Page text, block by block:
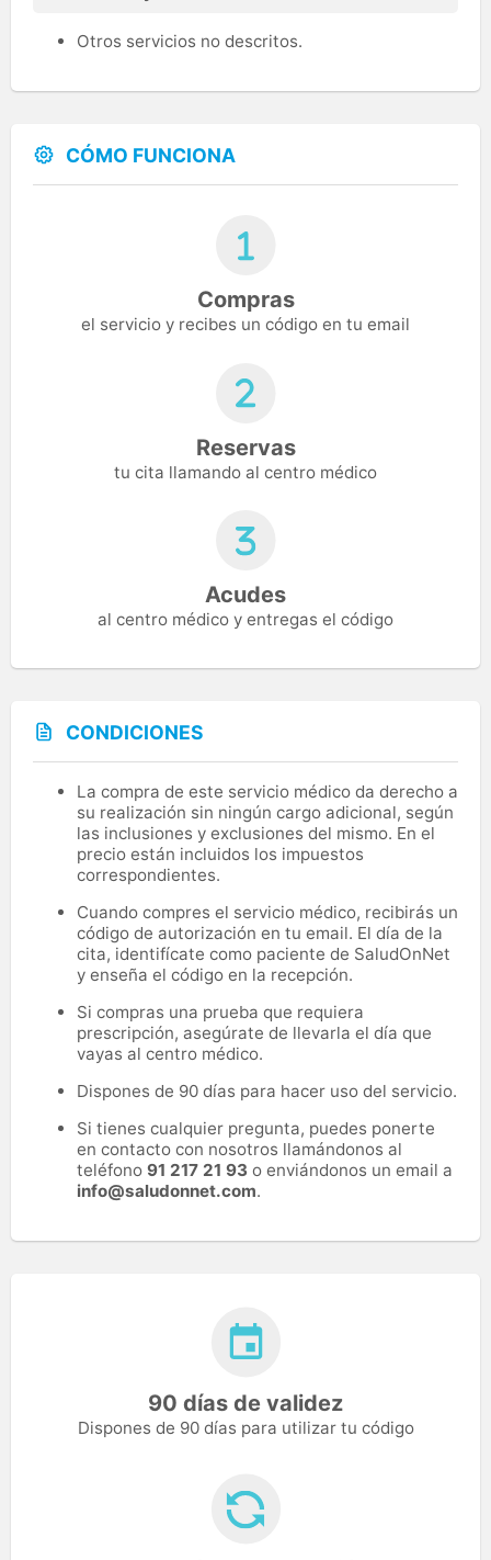
Otros servicios no descritos.
CÓMO FUNCIONA
Compras
el servicio y recibes un código en tu email
Reservas
tu cita llamando al centro médico
Acudes
al centro médico y entregas el código
CONDICIONES
La compra de este servicio médico da derecho a
su realización sin ningún cargo adicional, según
las inclusiones y exclusiones del mismo. En el
precio están incluidos los impuestos
correspondientes.
Cuando compres el servicio médico, recibirás un
código de autorización en tu email. El día de la
cita, identifícate como paciente de SaludOnNet
y enseña el código en la recepción.
Si compras una prueba que requiera
prescripción, asegúrate de llevarla el día que
vayas al centro médico.
Dispones de 90 días para hacer uso del servicio.
Si tienes cualquier pregunta, puedes ponerte
en contacto con nosotros llamándonos al
teléfono 91 217 21 93 o enviándonos un email a
info@saludonnet.com.
90 días de validez
Dispones de 90 días para utilizar tu código